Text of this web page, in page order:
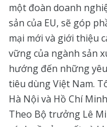
một đoàn doanh
sản của EU, sẽ góp
mại mới và giới thiệu
vững của ngành sản
hướng đến những
tiêu dùng Việt Nam.
Hà Nội và Hồ Chí
Theo Bộ trưởng Lê